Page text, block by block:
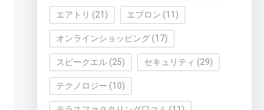
エアトリ (21) エプロン (11)
オンラインショッピング(17)
スピークエル(25) セキュリティ (29)
テクノロジー (10)